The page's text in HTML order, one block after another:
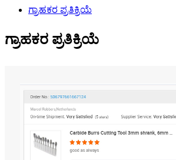
ಗ್ರಾಹಕರ ಪ್ರತಿಕ್ರಿಯೆ
ಗ್ರಾಹಕರ ಪ್ರತಿಕ್ರಿಯೆ